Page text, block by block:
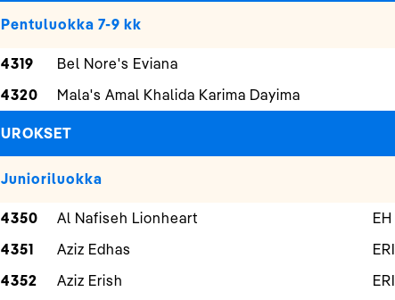
Pentuluokka 7-9 kk
4319 Bel Nore's Eviana
4320
Mala's Amal Khalida Karima Dayima
UROKSET
Junioriluokka
4350 Al Nafiseh Lionheart
EH
4351
Aziz Edhas ERI
4352
Aziz Erish ERI